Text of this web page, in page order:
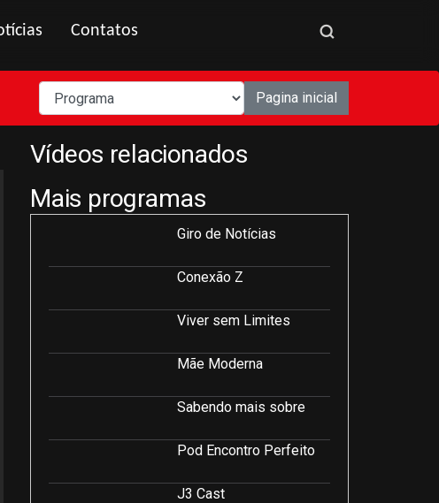
Contatos
Pagina inicial
Vídeos relacionados
Mais programas
Giro de Notícias
Conexão Z
Viver sem Limites
Mãe Moderna
Sabendo mais sobre
Pod Encontro Perfeito
J3 Cast